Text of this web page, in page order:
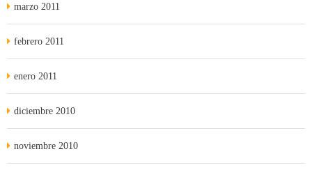
marzo 2011
febrero 2011
enero 2011
diciembre 2010
noviembre 2010